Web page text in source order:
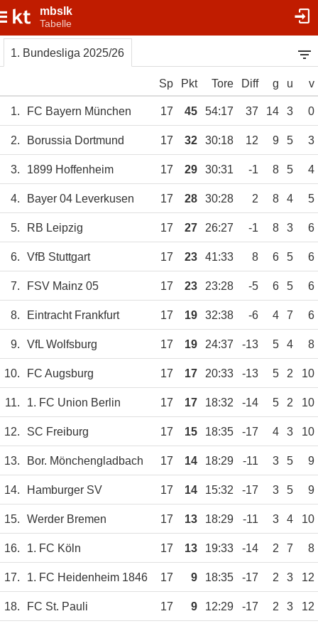
mbslk
Tabelle
1. Bundesliga 2025/26
Sp Pkt Tore Diff g u v
1. FC Bayern München 17 45 54:17 37 14 3 0
2. Borussia Dortmund 17 32 30:18 12 9 5 3
3. 1899 Hoffenheim 17 29 30:31 -1 8 5 4
4. Bayer 04 Leverkusen 17 28 30:28 2 8 4 5
5. RB Leipzig 17 27 26:27 -1 8 3 6
6. VfB Stuttgart 17 23 41:33 8 6 5 6
7. FSV Mainz 05 17 23 23:28 -5 6 5 6
8. Eintracht Frankfurt 17 19 32:38 -6 4 7 6
9. VfL Wolfsburg 17 19 24:37 -13 5 4 8
10. FC Augsburg 17 17 20:33 -13 5 2 10
11. 1. FC Union Berlin 17 17 18:32 -14 5 2 10
12. SC Freiburg 17 15 18:35 -17 4 3 10
13. Bor. Mönchengladbach 17 14 18:29 -11 3 5 9
14. Hamburger SV 17 14 15:32 -17 3 5 9
15. Werder Bremen 17 13 18:29 -11 3 4 10
16. 1. FC Köln 17 13 19:33 -14 2 7 8
17. 1. FC Heidenheim 1846 17 9 18:35 -17 2 3 12
18. FC St. Pauli 17 9 12:29 -17 2 3 12